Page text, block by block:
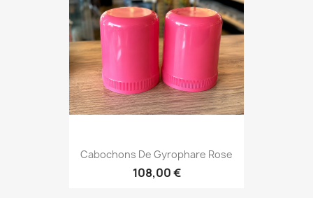
Cabochons De Gyrophare Rose
108,00 €